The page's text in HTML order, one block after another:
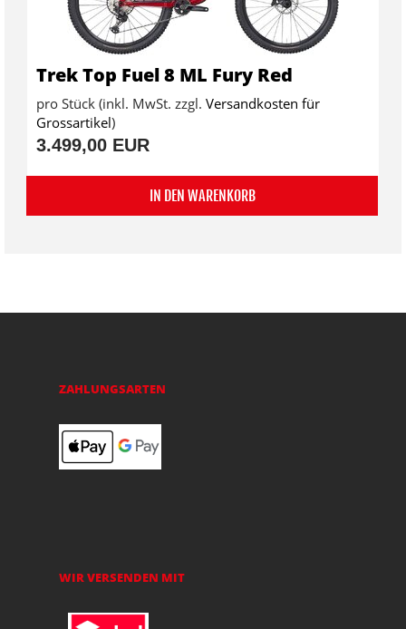
Trek Top Fuel 8 ML Fury Red
pro Stück (inkl. MwSt. zzgl. Versandkosten für
Grossartikel)
3.499,00 EUR
IN DEN WARENKORB
ZAHLUNGSARTEN
WIR VERSENDEN MIT